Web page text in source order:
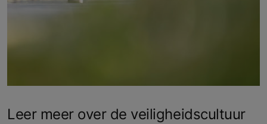
Leer meer over de veiligheidscultuur